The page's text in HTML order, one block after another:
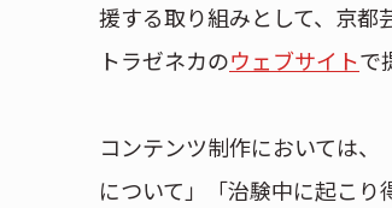
援する取り組みとして、京
トラゼネカのウェブサイトで
コンテンツ制作においては
について」「治験中に起こ